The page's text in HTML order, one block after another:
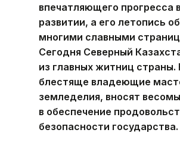
впечатляющего прогресса
развитии, а его летопись
многими славными
Сегодня Северный
из главных житниц
блестяще владеющие
земледелия, вносят
в обеспечение
безопасности государства.